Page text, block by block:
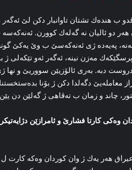
ب ھندەك تشتان تاوانبار دكن لێ ئەگەر
ھەر دو ئالیان نە گەلەك كوورن.
پەیەدە ژی ئەنەكەسێ ب وێ یەكێ
مەزن نینە، ئەگەر ئەو تێكەلی
دروست دبە. بەری ئالۆزیێن سووریێ و
معاملەیێ دگەلدا دكن ژ بۆنا
چاند و زمان ب تەڤاھی ژ گەلێن دن
وه‌کی کارتا فشارێ و ئامرازێن
عیراق ھەر یەك ژ وان كوردان وەكە كارت